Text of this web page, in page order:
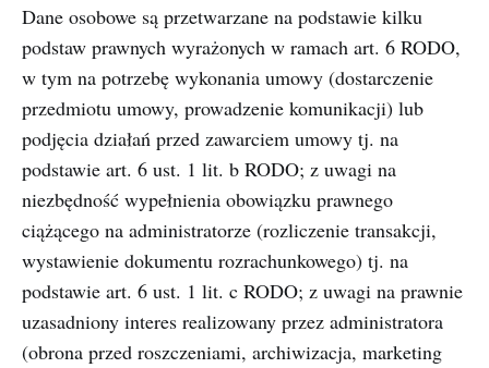
Dane osobowe są przetwarzane na podstawie kilku
podstaw prawnych wyrażonych w ramach art. 6 RODO,
w tym na potrzebę wykonania umowy (dostarczenie
przedmiotu umowy, prowadzenie komunikacji) lub
podjęcia działań przed zawarciem umowy tj. na
podstawie art. 6 ust. 1 lit. b RODO; z uwagi na
niezbędność wypełnienia obowiązku prawnego
ciążącego na administratorze (rozliczenie transakcji,
wystawienie dokumentu rozrachunkowego) tj. na
podstawie art. 6 ust. 1 lit. c RODO; z uwagi na prawnie
uzasadniony interes realizowany przez administratora
(obrona przed roszczeniami, archiwizacja, marketing